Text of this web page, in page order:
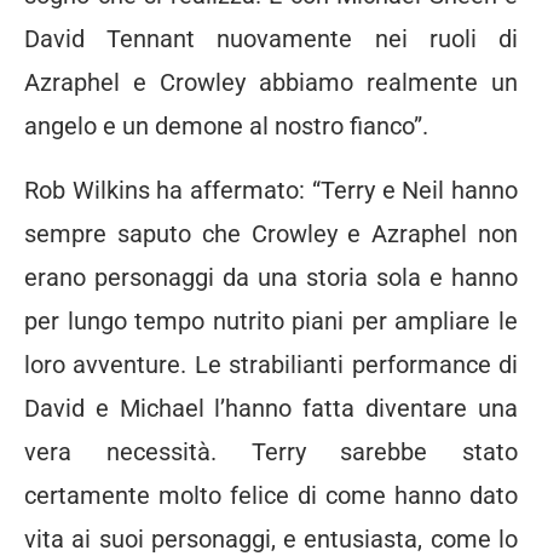
David Tennant nuovamente nei ruoli di
Azraphel e Crowley abbiamo realmente un
angelo e un demone al nostro fianco”.
Rob Wilkins ha affermato: “Terry e Neil hanno
sempre saputo che Crowley e Azraphel non
erano personaggi da una storia sola e hanno
per lungo tempo nutrito piani per ampliare le
loro avventure. Le strabilianti performance di
David e Michael l’hanno fatta diventare una
vera necessità. Terry sarebbe stato
certamente molto felice di come hanno dato
vita ai suoi personaggi, e entusiasta, come lo